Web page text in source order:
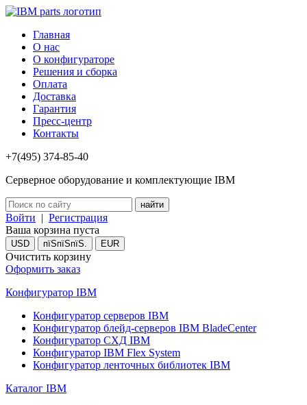
Главная
О нас
О конфигураторе
Решения и сборка
Оплата
Доставка
Гарантия
Пресс-центр
Контакты
+7(495) 374-85-40
Серверное оборудование и комплектующие IBM
Войти | Регистрация
Ваша корзина пуста
USD пїЅпїЅпїЅ. EUR
Очистить корзину
Оформить заказ
Конфигуратор IBM
Конфигуратор серверов IBM
Конфигуратор блейд-серверов IBM BladeCenter
Конфигуратор СХД IBM
Конфигуратор IBM Flex System
Конфигуратор ленточных библиотек IBM
Каталог IBM